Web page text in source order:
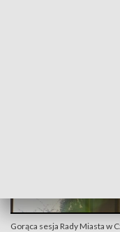
Gorąca sesja Rady Miasta w